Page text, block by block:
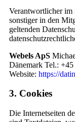
Verantwortlicher im
sonstiger in den
geltenden
Webels ApS
Dänemark Tel.:
Website: https://
3. Cookies
Die Internetseiten